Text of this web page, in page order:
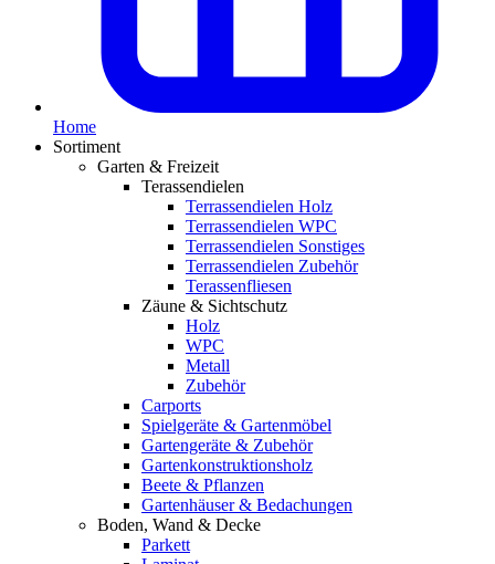
Home
Sortiment
Garten & Freizeit
Terassendielen
Terrassendielen Holz
Terrassendielen WPC
Terrassendielen Sonstiges
Terrassendielen Zubehör
Terassenfliesen
Zäune & Sichtschutz
Holz
WPC
Metall
Zubehör
Carports
Spielgeräte & Gartenmöbel
Gartengeräte & Zubehör
Gartenkonstruktionsholz
Beete & Pflanzen
Gartenhäuser & Bedachungen
Boden, Wand & Decke
Parkett